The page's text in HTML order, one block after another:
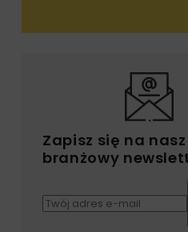
Zapisz się na nasz
branżowy